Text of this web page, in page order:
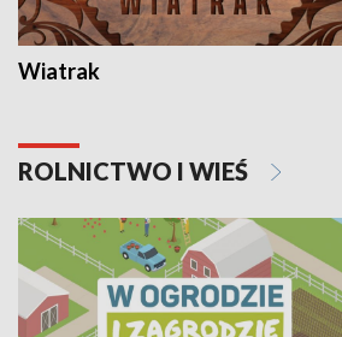
Wiatrak
ROLNICTWO I WIEŚ